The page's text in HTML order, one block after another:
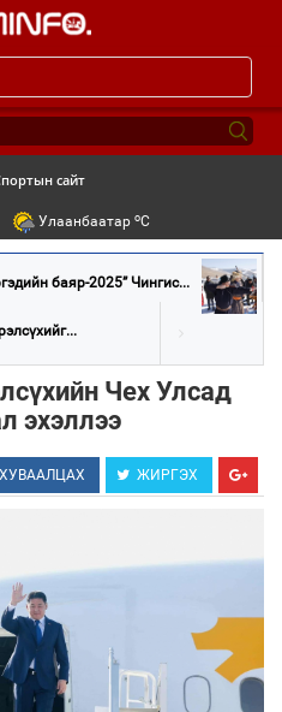
navigation
сайт
Улаанбаатар oC
баяр-2025” Чингис...
Чех Улсад
эхэллээ
ХУВААЛЦАХ ЖИРГЭХ